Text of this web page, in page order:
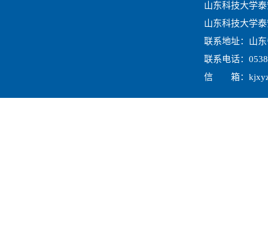
山东科技大学
山东科技大学
联系地址：山
联系电话：
信 箱：